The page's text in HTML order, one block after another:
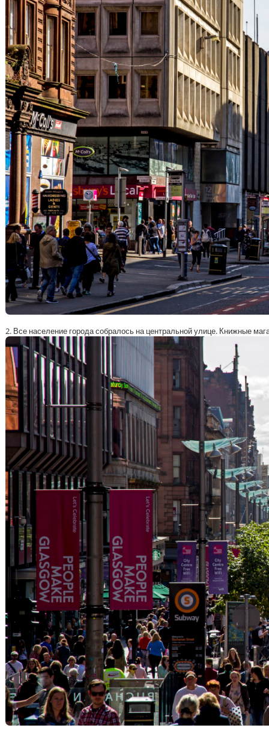
2. Все население города собралось на центральной улице. Книжные